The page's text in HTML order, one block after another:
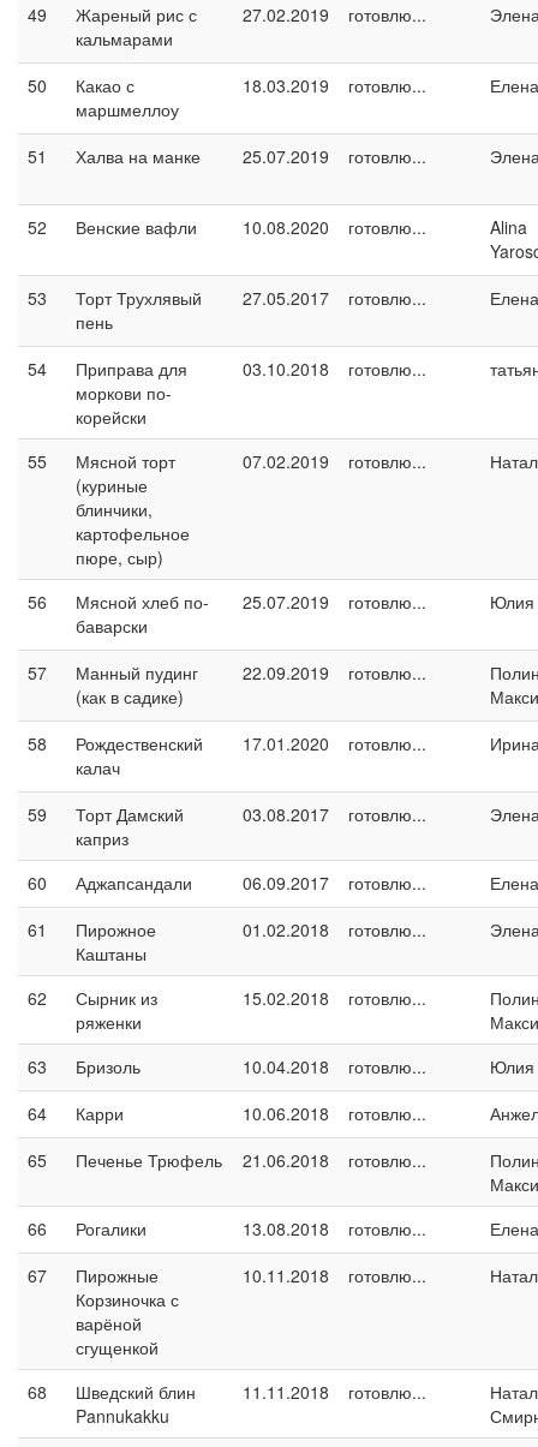
49
Жареный рис с
кальмарами
27.02.2019 готовлю...
50
Какао с
маршмеллоу
18.03.2019 готовлю...
51 Халва на манке 25.07.2019 готовлю...
52 Венские вафли 10.08.2020 готовлю...
Alina
53
Торт Трухлявый
пень
27.05.2017 готовлю...
54
Приправа для
моркови по-
корейски
03.10.2018 готовлю...
55
Мясной торт
(куриные
блинчики,
картофельное
пюре, сыр)
07.02.2019 готовлю...
56
Мясной хлеб по-
баварски
25.07.2019 готовлю... Юлия
57
Манный пудинг
(как в садике)
22.09.2019 готовлю...
58
Рождественский
калач
17.01.2020 готовлю...
59
Торт Дамский
каприз
03.08.2017 готовлю...
60 Аджапсандали 06.09.2017 готовлю...
Елена
61
Пирожное
Каштаны
01.02.2018 готовлю...
62
Сырник из
ряженки
15.02.2018 готовлю...
63
Бризоль 10.04.2018 готовлю...
Юлия
64
Карри 10.06.2018 готовлю...
65
Печенье Трюфель 21.06.2018 готовлю...
66
Рогалики 13.08.2018 готовлю...
67
Пирожные
Корзиночка с
варёной
сгущенкой
10.11.2018 готовлю...
68
Шведский блин
Pannukakku
11.11.2018 готовлю...